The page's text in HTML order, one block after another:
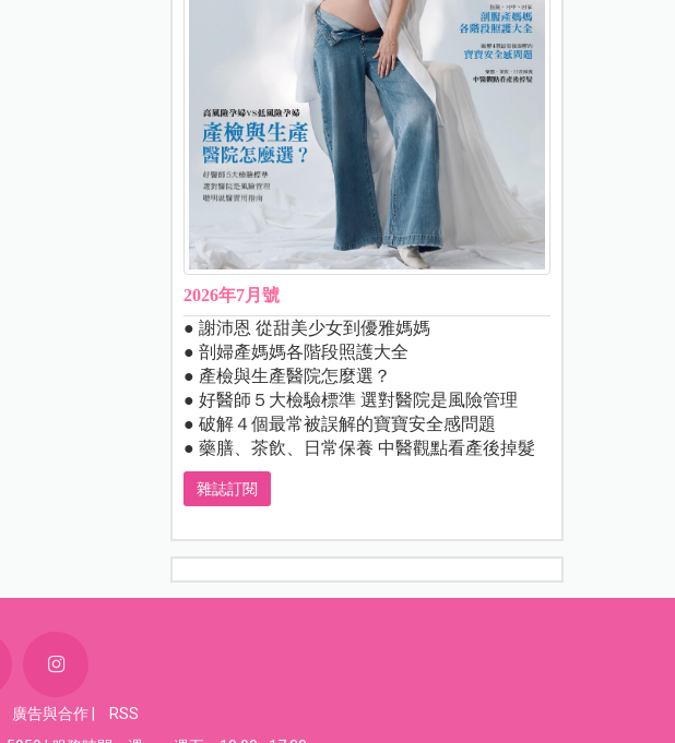
2026年7月號
● 謝沛恩 從甜美少女到優雅媽媽
● 剖婦產媽媽各階段照護大全
● 產檢與生產醫院怎麼選？
● 好醫師５大檢驗標準 選對醫院是風險管理
● 破解４個最常被誤解的寶寶安全感問題
● 藥膳、茶飲、日常保養 中醫觀點看產後掉髮
雜誌訂閱
廣告與合作
RSS